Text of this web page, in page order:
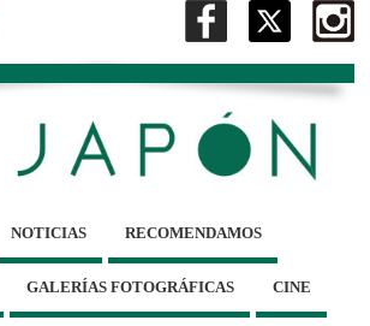
NOTICIAS RECOMENDAMOS
GALERÍAS FOTOGRÁFICAS CINE